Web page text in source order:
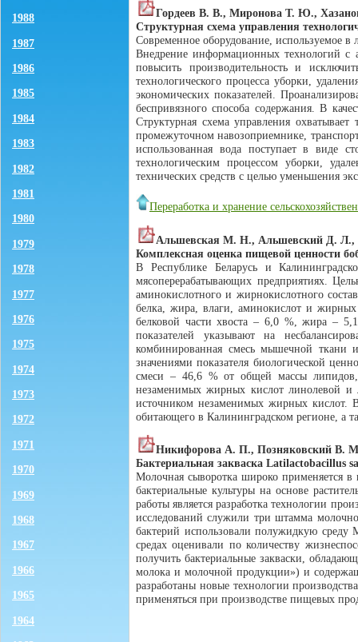
1988
1987
1986
1985
1984
1983
1982
1981
1980
1979
1978
1977
1976
1975
1974
1973
1972
1971
1970
1969
1968
1967
1966
1965
1964
Гордеев В. В., Миронова Т. Ю.,
Структурная схема управления
Современное оборудование, используемое
Внедрение информационных технологий с
повысить производительность и
технологического процесса уборки,
экономических показателей.
беспривязного способа содержания. В
Структурная схема управления
промежуточном навозоприемнике,
использованная вода поступает в виде
технологическим процессом уборки,
технических средств с целью уменьшения
Переработка и хранение
Альшевская М. Н., Альшевский Д.
Комплексная оценка пищевой ценности
В Республике Беларусь и
мясоперерабатывающих предприятиях.
аминокислотного и жирнокислотного
белка, жира, влаги, аминокислот и
белковой части хвоста – 6,0 %, жира –
показателей указывают на
комбинированная смесь мышечной ткани
значениями показателя биологической
смеси – 46,6 % от общей массы
незаменимых жирных кислот линолевой и
источником незаменимых жирных кислот. В
обитающего в Калининградском регионе, а
Никифорова А. П., Позняковский В.
Бактериальная закваска Latilactobacillus
Молочная сыворотка широко применяется в
бактериальные культуры на основе
работы является разработка технологии
исследований служили три штамма
бактерий использовали полужидкую
средах оценивали по количеству
получить бактериальные закваски,
молока и молочной продукции») и
разработаны новые технологии
применяться при производстве пищевых